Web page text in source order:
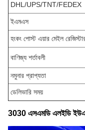
DHL/UPS/TNT/FEDEX
ইএমএস
হংকং পোস্ট এয়ার মেইল
বাণিজ্য শর্তাবলী
নমুনার প্রাপ্যতা
ডেলিভারি সময়
3030 এসএমডি এলইডি